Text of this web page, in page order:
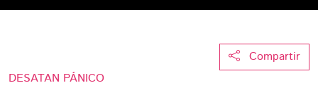
Compartir
DESATAN PÁNICO